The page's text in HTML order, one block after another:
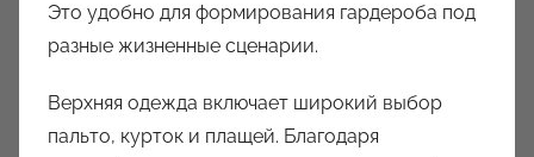
Это удобно для формирования гардероба под
разные жизненные сценарии.
Верхняя одежда включает широкий выбор
пальто, курток и плащей. Благодаря